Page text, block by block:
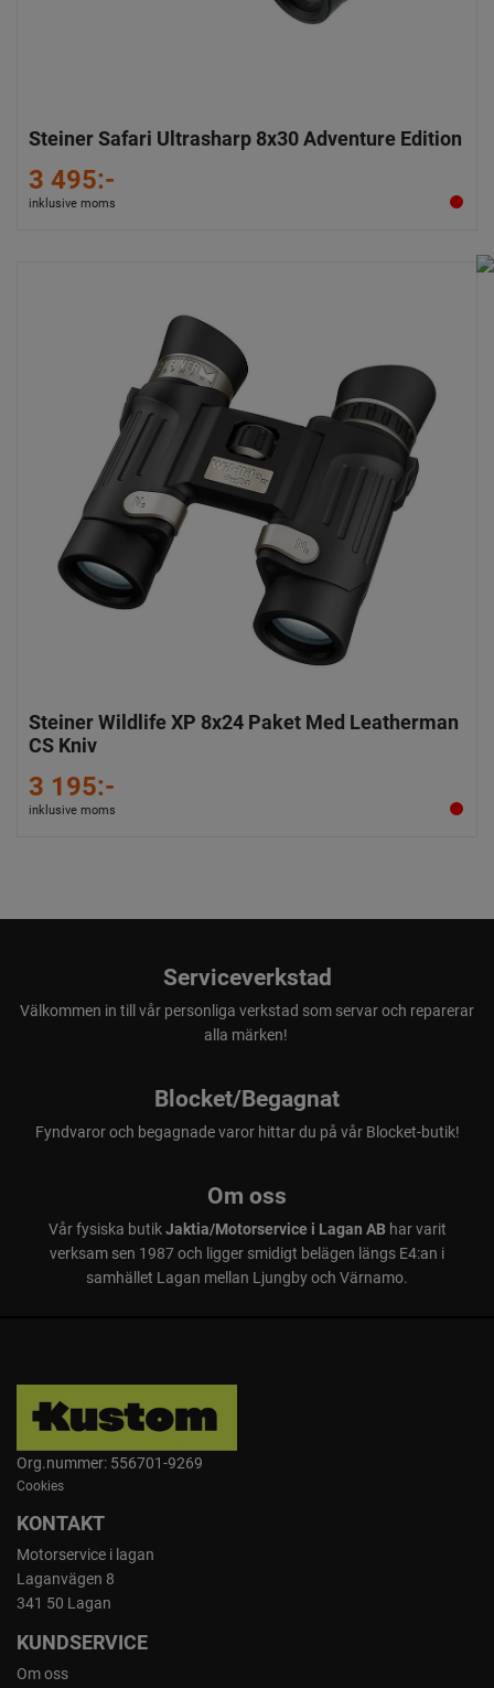
Steiner Safari Ultrasharp 8x30 Adventure Edition
3 495:-
inklusive moms
Steiner Wildlife XP 8x24 Paket Med Leatherman
CS Kniv
3 195:-
inklusive moms
Serviceverkstad
Välkommen in till vår personliga verkstad som servar och reparerar
alla märken!
Blocket/Begagnat
Fyndvaror och begagnade varor hittar du på vår Blocket-butik!
Om oss
Vår fysiska butikJaktia/Motorservice i Lagan ABhar varit
verksam sen 1987 och ligger smidigt belägen längs E4:an i
samhället Lagan mellan Ljungby och Värnamo.
Org.nummer: 556701-9269
Cookies
KONTAKT
Motorservice i lagan
Laganvägen 8
341 50 Lagan
KUNDSERVICE
Om oss